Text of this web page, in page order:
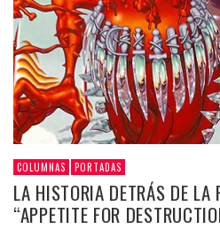
COLUMNAS PORTADAS
LA HISTORIA DETRÁS DE LA
“APPETITE FOR